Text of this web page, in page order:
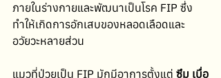
ภายในร่างกายและพัฒนาเป็นโรค FIP ซึ่ง
ทำให้เกิดการอักเสบของหลอดเลือดและ
อวัยวะหลายส่วน
แมวที่ป่วยเป็น FIP มักมีอาการตั้งแต่ ซึม เบื่อ